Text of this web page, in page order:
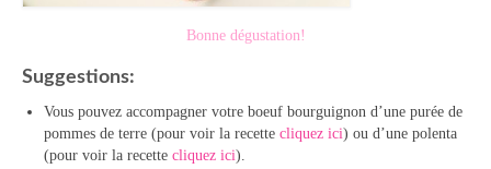
Bonne dégustation!
Suggestions:
Vous pouvez accompagner votre boeuf bourguignon d’une purée de
pommes de terre (pour voir la recette cliquez ici) ou d’une polenta
(pour voir la recette cliquez ici).